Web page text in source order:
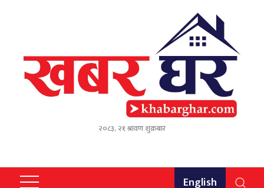
२०८३, २१ श्रावण शुक्रबार
English